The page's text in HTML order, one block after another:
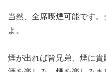
当然、全席喫煙可能です
よ。
煙が出れば皆兄弟、煙に